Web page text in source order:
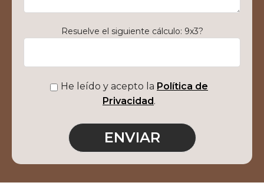
Resuelve el siguiente cálculo: 9x3?
He leído y acepto la Política de
Privacidad .